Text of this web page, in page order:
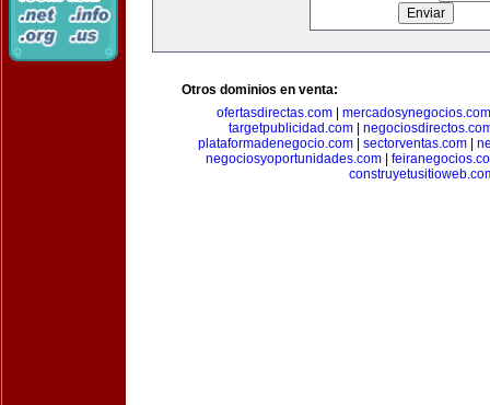
Otros dominios en venta:
ofertasdirectas.com
mercadosynegocios.com
targetpublicidad.com
plataformadenegocio.com| sectorventas.com|
negociosyoportunidades.com